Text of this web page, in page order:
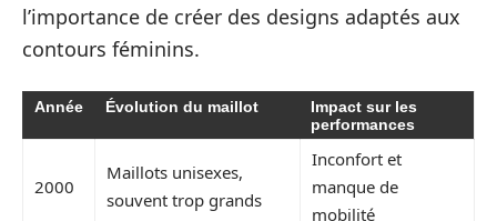
l’importance de créer des designs adaptés aux
contours féminins.
Année Évolution du maillot
Impact sur les
performances
2000
Maillots unisexes,
souvent trop grands
Inconfort et
manque de
mobilité